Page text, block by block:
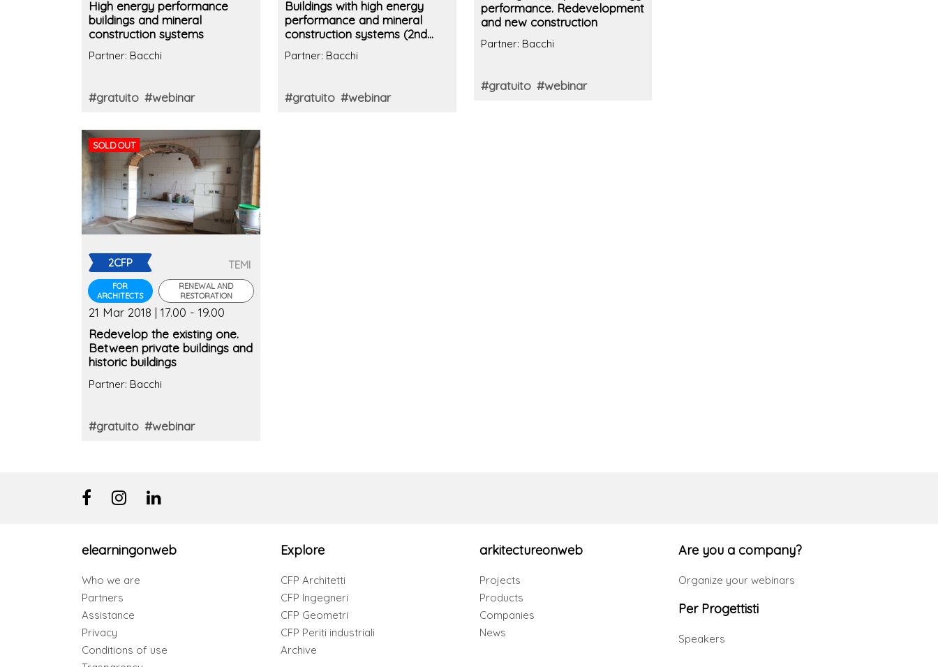
High energy performance
buildings and mineral
construction systems
Partner: Bacchi
#gratuito #webinar
Buildings with high energy
performance and mineral
construction systems (2nd
Partner: Bacchi
#gratuito #webinar
performance. Redevelopment
and new construction
Partner: Bacchi
#gratuito #webinar
SOLD OUT
2CFP
FOR
ARCHITECTS
TEMI
RENEWAL AND
RESTORATION
21 Mar 2018 | 17.00 - 19.00
Redevelop the existing one.
Between private buildings and
historic buildings
Partner: Bacchi
#gratuito #webinar
elearningonweb
Who we are
Partners
Assistance
Privacy
Conditions of use
Explore
CFP Architetti
CFP Ingegneri
CFP Geometri
CFP Periti industriali
Archive
arkitectureonweb
Projects
Products
Companies
News
Are you a company?
Organize your webinars
Per Progettisti
Speakers